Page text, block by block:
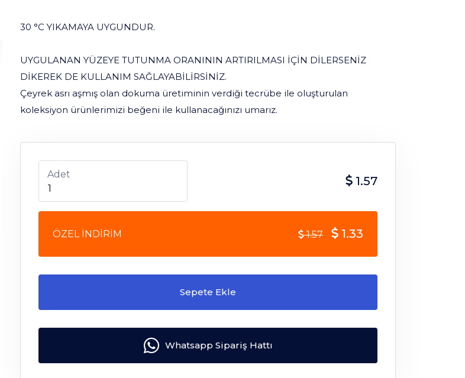
30 °C YIKAMAYA UYGUNDUR.
UYGULANAN YÜZEYE TUTUNMA ORANININ ARTIRILMASI İÇİN DİLERSENİZ
DİKEREK DE KULLANIM SAĞLAYABİLİRSİNİZ.
Çeyrek asrı aşmış olan dokuma üretiminin verdiği tecrübe ile oluşturulan
koleksiyon ürünlerimizi beğeni ile kullanacağınızı umarız.
Adet 1.57
ÖZEL İNDİRİM 1.57 1.33
Sepete Ekle
Whatsapp Sipariş Hattı